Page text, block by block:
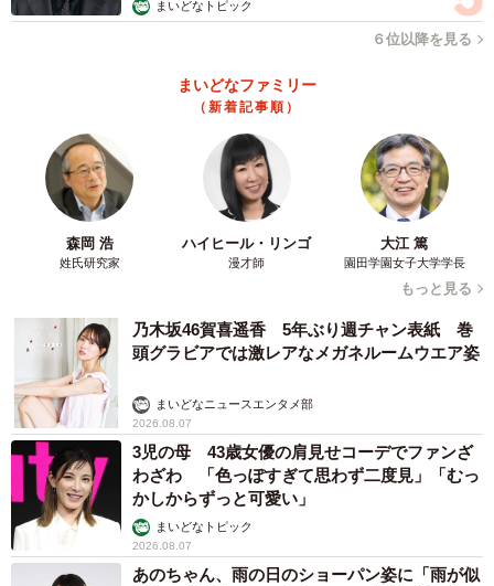
え”ではなく、自分を守るための大切な選択なのです。
つながることで、少し安心を
起こりうることです。
しかし、そのとき頼れる制度や人がいると知るだけで、心
は少し楽になります。
山村さんは今も節約生活を続けていますが、「もしものと
き相談できる窓口がある」と知ったことで、不安が和らい
だと話します。
孤立した自己責任論ではなく、支え合いの中で生きていく
こと。それが、明日を安心して迎えるための小さな一歩に
なるのです。
【監修】勝水健吾（かつみず・けんご）社会福祉士、産業
カウンセラー、理学療法士 身体障がい者（HIV感染症）、
まいどなトピック
６位以降を見る
まいどなファミリー
（新着記事順）
森岡 浩
姓氏研究家
ハイヒール・リンゴ
漫才師
大江 篤
園田学園女子大学学長
もっと見る
乃木坂46賀喜遥香 5年ぶり週チャン表紙 巻
頭グラビアでは激レアなメガネルームウエア姿
まいどなニュースエンタメ部
2026.08.07
3児の母 43歳女優の肩見せコーデでファンざ
わざわ 「色っぽすぎて思わず二度見」「むっ
かしからずっと可愛い」
まいどなトピック
2026.08.07
あのちゃん、雨の日のショーパン姿に「雨が似